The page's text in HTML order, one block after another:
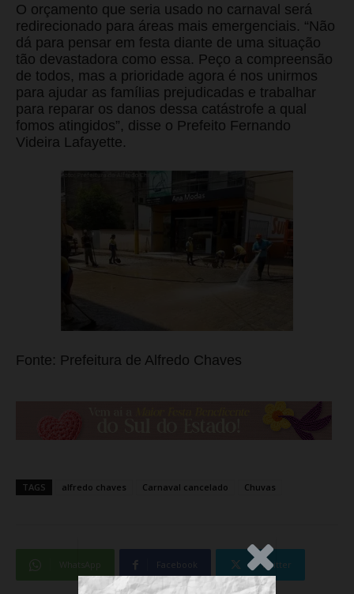
O orçamento que seria usado no carnaval será
redirecionado para áreas mais emergenciais. “Não
dá para pensar em festa diante de uma situação
tão devastadora como essa. Peço a compreensão
de todos, mas a prioridade agora é nos unirmos
para ajudar as famílias prejudicadas e trabalhar
para reparar os danos dessa catástrofe a qual
fomos atingidos”, disse o Prefeito Fernando
Videira Lafayette.
Fonte: Prefeitura de Alfredo Chaves
TAGS alfredo chaves Carnaval cancelado Chuvas
Facebook Twitter